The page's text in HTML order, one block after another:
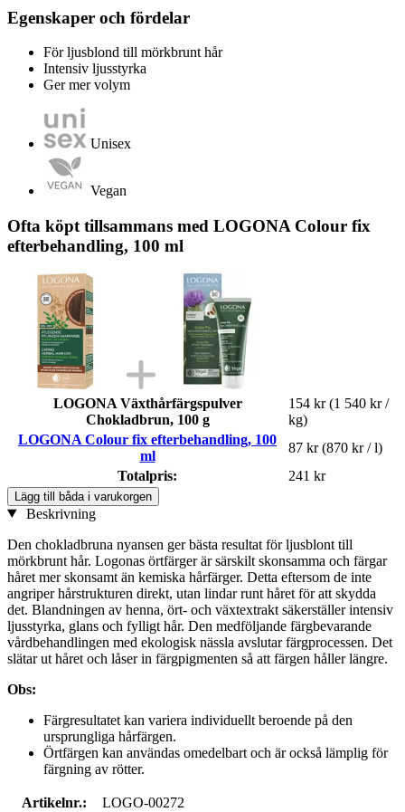
Egenskaper och fördelar
För ljusblond till mörkbrunt hår
Intensiv ljusstyrka
Ger mer volym
Unisex
Vegan
Ofta köpt tillsammans med LOGONA Colour fix
efterbehandling, 100 ml
LOGONA Växthårfärgspulver
Chokladbrun, 100 g
154 kr (1 540 kr /
kg)
LOGONA Colour fix efterbehandling, 100
ml
87 kr (870 kr / l)
Totalpris:
241 kr
Lägg till båda i varukorgen
Beskrivning
Den chokladbruna nyansen ger bästa resultat för ljusblont till
mörkbrunt hår. Logonas örtfärger är särskilt skonsamma och färgar
håret mer skonsamt än kemiska hårfärger. Detta eftersom de inte
angriper hårstrukturen direkt, utan lindar runt håret för att skydda
det. Blandningen av henna, ört- och växtextrakt säkerställer intensiv
ljusstyrka, glans och fylligt hår. Den medföljande färgbevarande
vårdbehandlingen med ekologisk nässla avslutar färgprocessen. Det
slätar ut håret och låser in färgpigmenten så att färgen håller längre.
Obs:
Färgresultatet kan variera individuellt beroende på den
ursprungliga hårfärgen.
Örtfärgen kan användas omedelbart och är också lämplig för
färgning av rötter.
Artikelnr.:
LOGO-00272